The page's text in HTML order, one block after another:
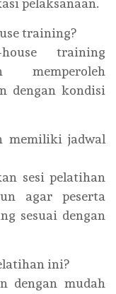
pelaksanaan.
training?
training
memperoleh
dengan kondisi
memiliki jadwal
sesi pelatihan
agar peserta
sesuai dengan
ini?
dengan mudah